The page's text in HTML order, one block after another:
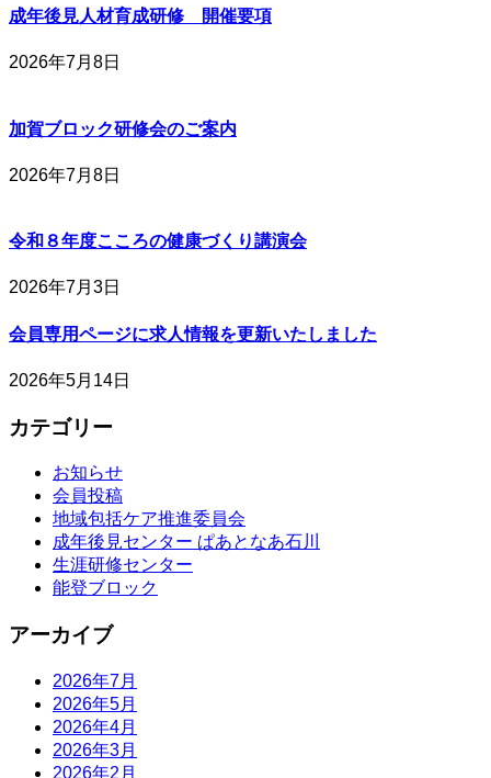
成年後見人材育成研修 開催要項
2026年7月8日
加賀ブロック研修会のご案内
2026年7月8日
令和８年度こころの健康づくり講演会
2026年7月3日
会員専用ページに求人情報を更新いたしました
2026年5月14日
カテゴリー
お知らせ
会員投稿
地域包括ケア推進委員会
成年後見センター ぱあとなあ石川
生涯研修センター
能登ブロック
アーカイブ
2026年7月
2026年5月
2026年4月
2026年3月
2026年2月